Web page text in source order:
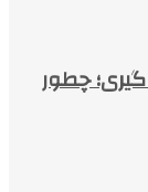
گیری؛ چطور